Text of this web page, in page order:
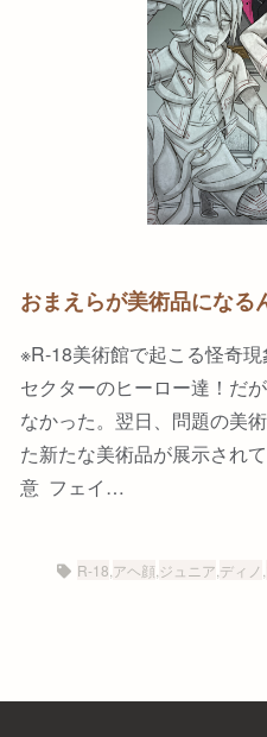
おまえらが美術品になる
※R-18美術館で起こる怪奇
セクターのヒーロー達！だ
なかった。翌日、問題の美
た新たな美術品が展示され
意 フェイ…
R-18 アヘ顔 ジュニア ディノ